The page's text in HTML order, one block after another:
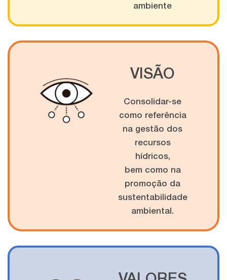
ambiente
VISÃO
Consolidar-se
como referência
na gestão dos
recursos
hídricos,
bem como na
promoção da
sustentabilidade
ambiental.